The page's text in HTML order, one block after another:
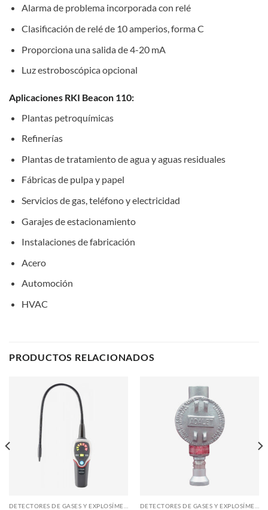
Alarma de problema incorporada con relé
Clasificación de relé de 10 amperios, forma C
Proporciona una salida de 4-20 mA
Luz estroboscópica opcional
Aplicaciones RKI Beacon 110:
Plantas petroquímicas
Refinerías
Plantas de tratamiento de agua y aguas residuales
Fábricas de pulpa y papel
Servicios de gas, teléfono y electricidad
Garajes de estacionamiento
Instalaciones de fabricación
Acero
Automoción
HVAC
PRODUCTOS RELACIONADOS